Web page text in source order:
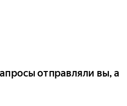
отправляли вы, а